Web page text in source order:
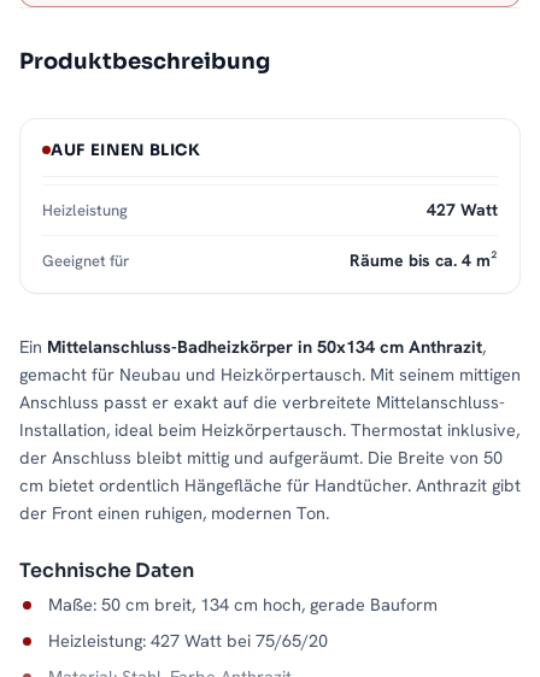
Produktbeschreibung
Ein Mittelanschluss-Badheizkörper in 50x134 cm Anthrazit,
gemacht für Neubau und Heizkörpertausch. Mit seinem mittigen
Anschluss passt er exakt auf die verbreitete Mittelanschluss-
Installation, ideal beim Heizkörpertausch. Thermostat inklusive,
der Anschluss bleibt mittig und aufgeräumt. Die Breite von 50
cm bietet ordentlich Hängefläche für Handtücher. Anthrazit gibt
der Front einen ruhigen, modernen Ton.
Technische Daten
Maße: 50 cm breit, 134 cm hoch, gerade Bauform
Heizleistung: 427 Watt bei 75/65/20
AUF EINEN BLICK
Heizleistung 427 Watt
Geeignet für Räume bis ca. 4 m²